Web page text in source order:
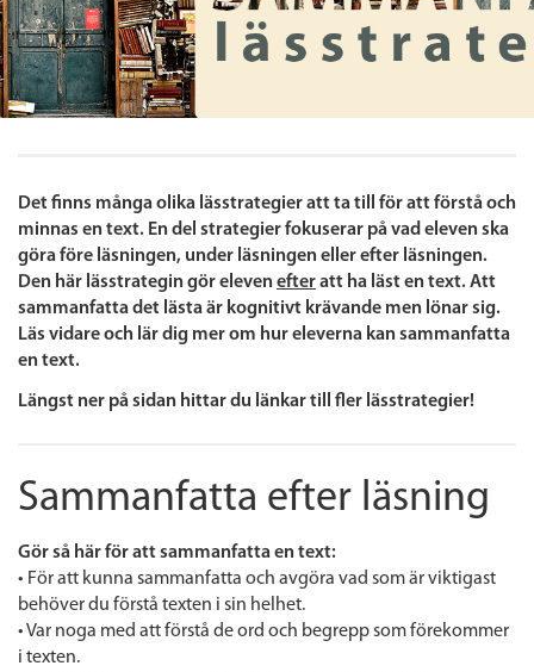
Det finns många olika lässtrategier att ta till för att förstå och
minnas en text. En del strategier fokuserar på vad eleven ska
göra före läsningen, under läsningen eller efter läsningen.
Den här lässtrategin gör eleven efteratt ha läst en text. Att
sammanfatta det lästa är kognitivt krävande men lönar sig.
Läs vidare och lär dig mer om hur eleverna kan sammanfatta
en text.
Längst ner på sidan hittar du länkar till fler lässtrategier!
Sammanfatta efter läsning
Gör så här för att sammanfatta en text:
• För att kunna sammanfatta och avgöra vad som är viktigast
behöver du förstå texten i sin helhet.
• Var noga med att förstå de ord och begrepp som förekommer
i texten.